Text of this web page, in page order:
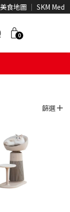
食地圖 SKM Media
0
篩選